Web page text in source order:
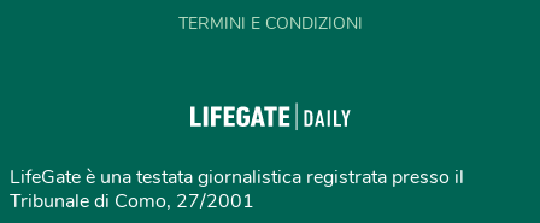
TERMINI E CONDIZIONI
LifeGate è una testata giornalistica registrata presso il
Tribunale di Como, 27/2001